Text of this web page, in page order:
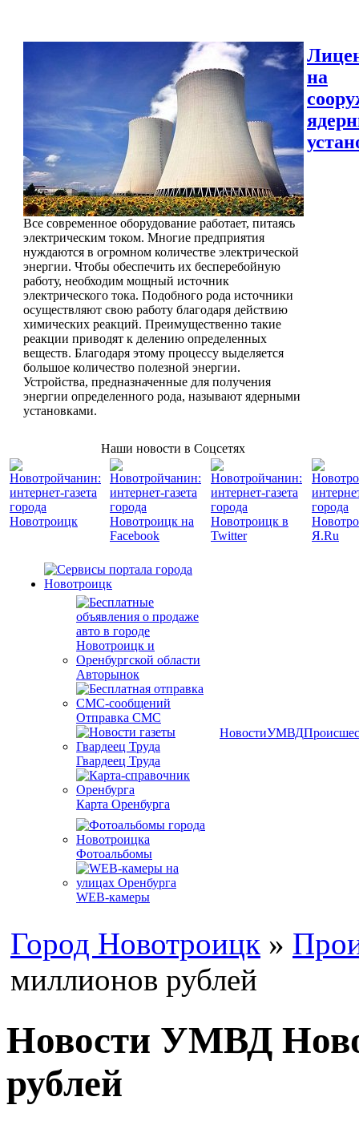
Все современное оборудование работает, питаясь
электрическим током. Многие предприятия
нуждаются в огромном количестве электрической
энергии. Чтобы обеспечить их бесперебойную
работу, необходим мощный источник
электрического тока. Подобного рода источники
осуществляют свою работу благодаря действию
химических реакций. Преимущественно такие
реакции приводят к делению определенных
веществ. Благодаря этому процессу выделяется
большое количество полезной энергии.
Устройства, предназначенные для получения
энергии определенного рода, называют ядерными
установками.
на
Наши новости в Соцсетях
Авторынок
Отправка СМС
Гвардеец Труда
Карта Оренбурга
Фотоальбомы
WEB-камеры
НовостиУМВД
Город Новотроицк »
миллионов рублей
Новости УМВД
рублей